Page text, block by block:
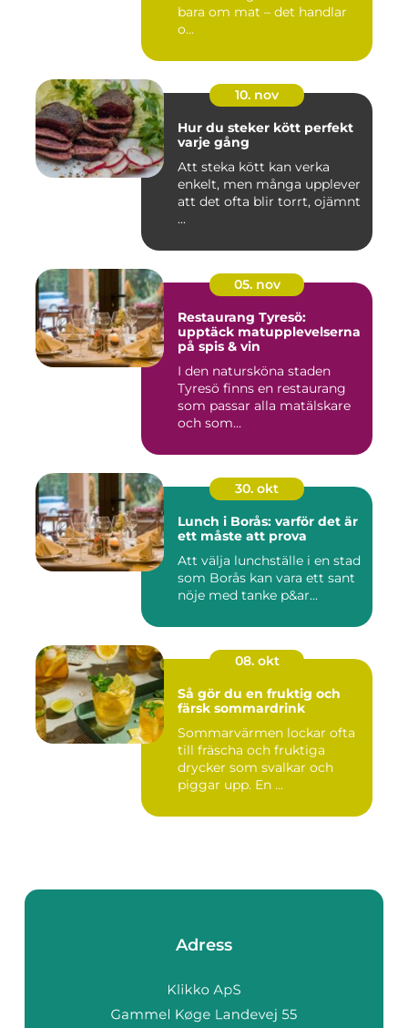
bara om mat – det handlar
o...
10. nov
Hur du steker kött perfekt
varje gång
Att steka kött kan verka
enkelt, men många upplever
att det ofta blir torrt, ojämnt
...
05. nov
Restaurang Tyresö:
upptäck matupplevelserna
på spis & vin
I den natursköna staden
Tyresö finns en restaurang
som passar alla matälskare
och som...
30. okt
Lunch i Borås: varför det är
ett måste att prova
Att välja lunchställe i en stad
som Borås kan vara ett sant
nöje med tanke p&ar...
08. okt
Så gör du en fruktig och
färsk sommardrink
Sommarvärmen lockar ofta
till fräscha och fruktiga
drycker som svalkar och
piggar upp. En ...
Adress